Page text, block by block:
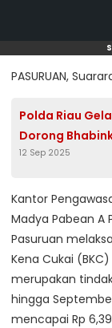
PASURUAN,
Polda Riau
Dorong
Ramah
12 Sep 2025
Kantor
Madya Pabean A
Pasuruan
Kena Cukai
merupakan
hingga
mencapai Rp